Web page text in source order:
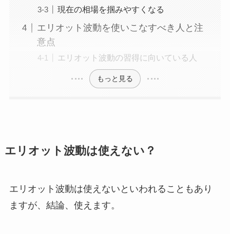
現在の相場を掴みやすくなる
エリオット波動を使いこなすべき人と注
意点
エリオット波動の習得に向いている人
もっと見る
エリオット波動は使えない？
エリオット波動は使えないといわれることもあり
ますが、結論、使えます。